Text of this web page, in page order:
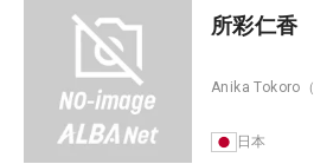
所彩仁香
Anika Tokoro
日本